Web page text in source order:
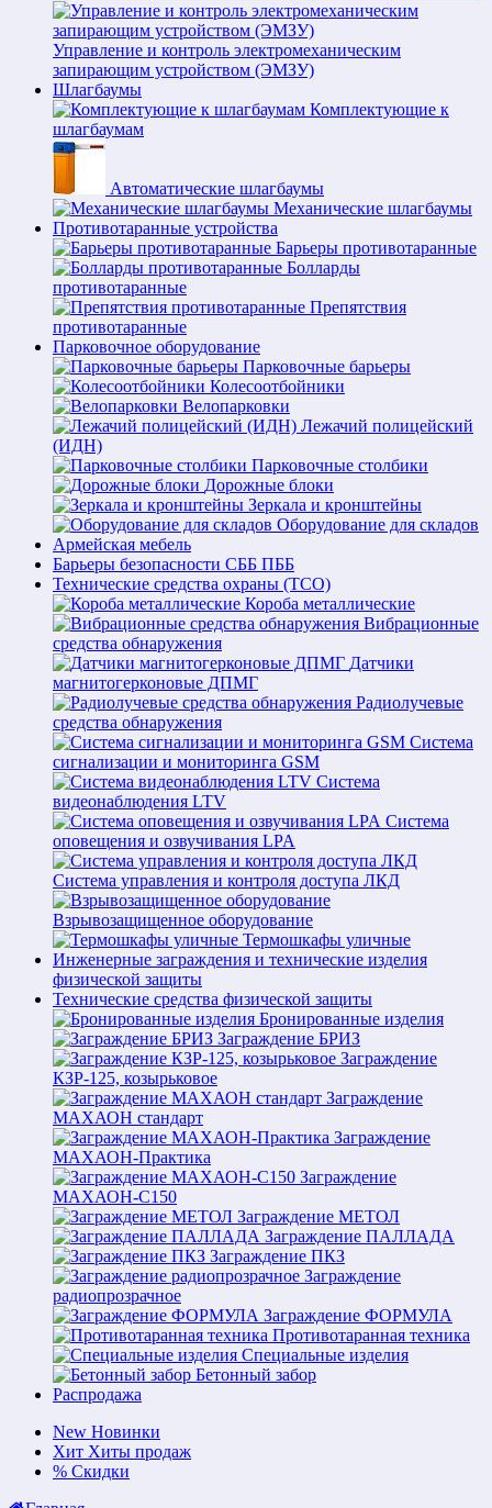
Управление и контроль электромеханическим
запирающим устройством (ЭМЗУ)
Шлагбаумы
Комплектующие к
шлагбаумам
Автоматические шлагбаумы
Механические шлагбаумы
Противотаранные устройства
Барьеры противотаранные
Болларды
противотаранные
Препятствия
противотаранные
Парковочное оборудование
Парковочные барьеры
Колесоотбойники
Велопарковки
Лежачий полицейский
(ИДН)
Парковочные столбики
Дорожные блоки
Зеркала и кронштейны
Оборудование для складов
Армейская мебель
Барьеры безопасности СББ ПББ
Технические средства охраны (ТСО)
Короба металлические
Вибрационные
средства обнаружения
Датчики
магнитогерконовые ДПМГ
Радиолучевые
средства обнаружения
Система
сигнализации и мониторинга GSM
Система
видеонаблюдения LTV
Система
оповещения и озвучивания LPA
Система управления и контроля доступа ЛКД
Взрывозащищенное оборудование
Термошкафы уличные
Инженерные заграждения и технические изделия
физической защиты
Технические средства физической защиты
Бронированные изделия
Заграждение БРИЗ
Заграждение
КЗР-125, козырьковое
Заграждение
МАХАОН стандарт
Заграждение
МАХАОН-Практика
Заграждение
МАХАОН-С150
Заграждение МЕТОЛ
Заграждение ПАЛЛАДА
Заграждение ПКЗ
Заграждение
радиопрозрачное
Заграждение ФОРМУЛА
Противотаранная техника
Специальные изделия
Бетонный забор
Распродажа
New Новинки
Хит Хиты продаж
% Скидки